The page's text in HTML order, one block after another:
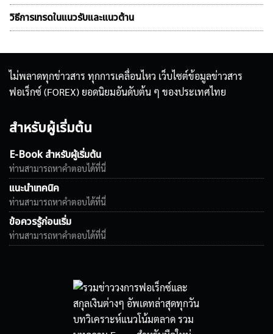
วิธีการเทรดในแนวรับและแนวต้าน
ไม่พลาดทุกข่าวสาร ทุกการเคลื่อนไหว เว็บไซต์ข้อมูลข่าวสาร
ฟอเร็กซ์ (FOREX) ยอดนิยมอันดับต้น ๆ ของประเทศไทย
สำหรับผู้เริ่มต้น
E-Book สำหรับผู้เริ่มต้น
ท่านสามารถหาคำตอบได้ที่นี่
แนะนำเทคนิค
ท่านสามารถหาคำตอบได้ที่นี่
ข้อควรรู้ก่อนเริ่ม
ท่านสามารถหาคำตอบได้ที่นี่